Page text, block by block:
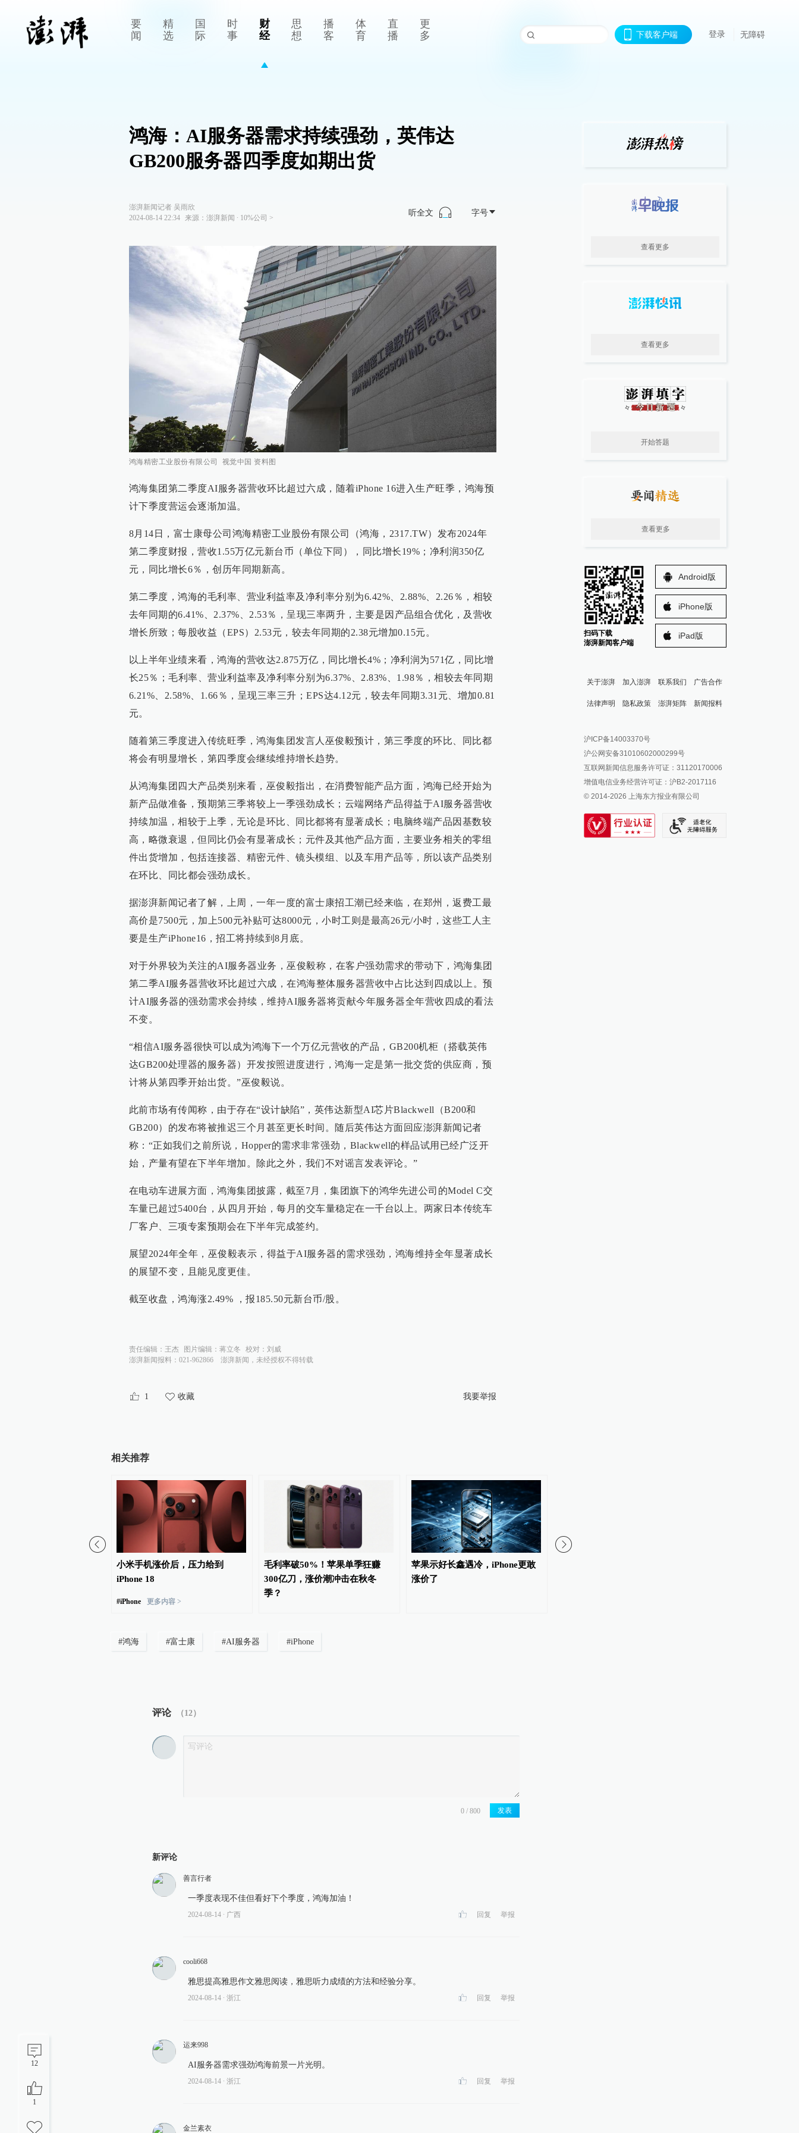
要
闻
精
选
国
际
时
事
财
经
思
想
播
客
体
育
直
播
更
多
下载客户端 登录 无障碍
12
1
鸿海：AI服务器需求持续强劲，英伟达
GB200服务器四季度如期出货
澎湃新闻记者 吴雨欣
2024-08-14 22:34
来源： 澎湃新闻 ∙ 10%公司 >
听全文 字号
鸿海精密工业股份有限公司 视觉中国 资料图
鸿海集团第二季度AI服务器营收环比超过六成，随着iPhone 16进入生产旺季，鸿海预
计下季度营运会逐渐加温。
8月14日，富士康母公司鸿海精密工业股份有限公司（鸿海，2317.TW）发布2024年
第二季度财报，营收1.55万亿元新台币（单位下同），同比增长19%；净利润350亿
元，同比增长6％，创历年同期新高。
第二季度，鸿海的毛利率、营业利益率及净利率分别为6.42%、2.88%、2.26％，相较
去年同期的6.41%、2.37%、2.53％，呈现三率两升，主要是因产品组合优化，及营收
增长所致；每股收益（EPS）2.53元，较去年同期的2.38元增加0.15元。
以上半年业绩来看，鸿海的营收达2.875万亿，同比增长4%；净利润为571亿，同比增
长25％；毛利率、营业利益率及净利率分别为6.37%、2.83%、1.98％，相较去年同期
6.21%、2.58%、1.66％，呈现三率三升；EPS达4.12元，较去年同期3.31元、增加0.81
元。
随着第三季度进入传统旺季，鸿海集团发言人巫俊毅预计，第三季度的环比、同比都
将会有明显增长，第四季度会继续维持增长趋势。
从鸿海集团四大产品类别来看，巫俊毅指出，在消费智能产品方面，鸿海已经开始为
新产品做准备，预期第三季将较上一季强劲成长；云端网络产品得益于AI服务器营收
持续加温，相较于上季，无论是环比、同比都将有显著成长；电脑终端产品因基数较
高，略微衰退，但同比仍会有显著成长；元件及其他产品方面，主要业务相关的零组
件出货增加，包括连接器、精密元件、镜头模组、以及车用产品等，所以该产品类别
在环比、同比都会强劲成长。
据澎湃新闻记者了解，上周，一年一度的富士康招工潮已经来临，在郑州，返费工最
高价是7500元，加上500元补贴可达8000元，小时工则是最高26元/小时，这些工人主
要是生产iPhone16，招工将持续到8月底。
对于外界较为关注的AI服务器业务，巫俊毅称，在客户强劲需求的带动下，鸿海集团
第二季AI服务器营收环比超过六成，在鸿海整体服务器营收中占比达到四成以上。预
计AI服务器的强劲需求会持续，维持AI服务器将贡献今年服务器全年营收四成的看法
不变。
“相信AI服务器很快可以成为鸿海下一个万亿元营收的产品，GB200机柜（搭载英伟
达GB200处理器的服务器）开发按照进度进行，鸿海一定是第一批交货的供应商，预
计将从第四季开始出货。”巫俊毅说。
此前市场有传闻称，由于存在“设计缺陷”，英伟达新型AI芯片Blackwell（B200和
GB200）的发布将被推迟三个月甚至更长时间。随后英伟达方面回应澎湃新闻记者
称：“正如我们之前所说，Hopper的需求非常强劲，Blackwell的样品试用已经广泛开
始，产量有望在下半年增加。除此之外，我们不对谣言发表评论。”
在电动车进展方面，鸿海集团披露，截至7月，集团旗下的鸿华先进公司的Model C交
车量已超过5400台，从四月开始，每月的交车量稳定在一千台以上。两家日本传统车
厂客户、三项专案预期会在下半年完成签约。
展望2024年全年，巫俊毅表示，得益于AI服务器的需求强劲，鸿海维持全年显著成长
的展望不变，且能见度更佳。
截至收盘，鸿海涨2.49% ，报185.50元新台币/股。
责任编辑： 王杰 图片编辑： 蒋立冬 校对： 刘威
澎湃新闻报料：021-962866
澎湃新闻，未经授权不得转载
1 收藏 我要举报
相关推荐
小米手机涨价后，压力给到
iPhone 18
#iPhone 更多内容 >
毛利率破50%！苹果单季狂赚
300亿刀，涨价潮冲击在秋冬
季？
苹果示好长鑫遇冷，iPhone更敢
涨价了
#鸿海 #富士康 #AI服务器 #iPhone
评论 （12）
发表
新评论
善言行者
一季度表现不佳但看好下个季度，鸿海加油！
2024-08-14 ∙ 广西 回复 举报
cooli668
雅思提高雅思作文雅思阅读，雅思听力成绩的方法和经验分享。
2024-08-14 ∙ 浙江 回复 举报
运来998
AI服务器需求强劲鸿海前景一片光明。
2024-08-14 ∙ 浙江 回复 举报
金兰素衣
查看更多
查看更多
开始答题
查看更多
扫码下载
澎湃新闻客户端
Android版
iPhone版
iPad版
关于澎湃 加入澎湃 联系我们 广告合作
法律声明 隐私政策 澎湃矩阵
澎湃新闻公众号
澎湃新闻抖音号
派生万物开放平台
IP SHANGHAI
SIXTH TONE
新闻报料
报料邮箱: news@thepaper.cn
沪ICP备14003370号
沪公网安备31010602000299号
互联网新闻信息服务许可证：31120170006
增值电信业务经营许可证：沪B2-2017116
© 2014-2026 上海东方报业有限公司